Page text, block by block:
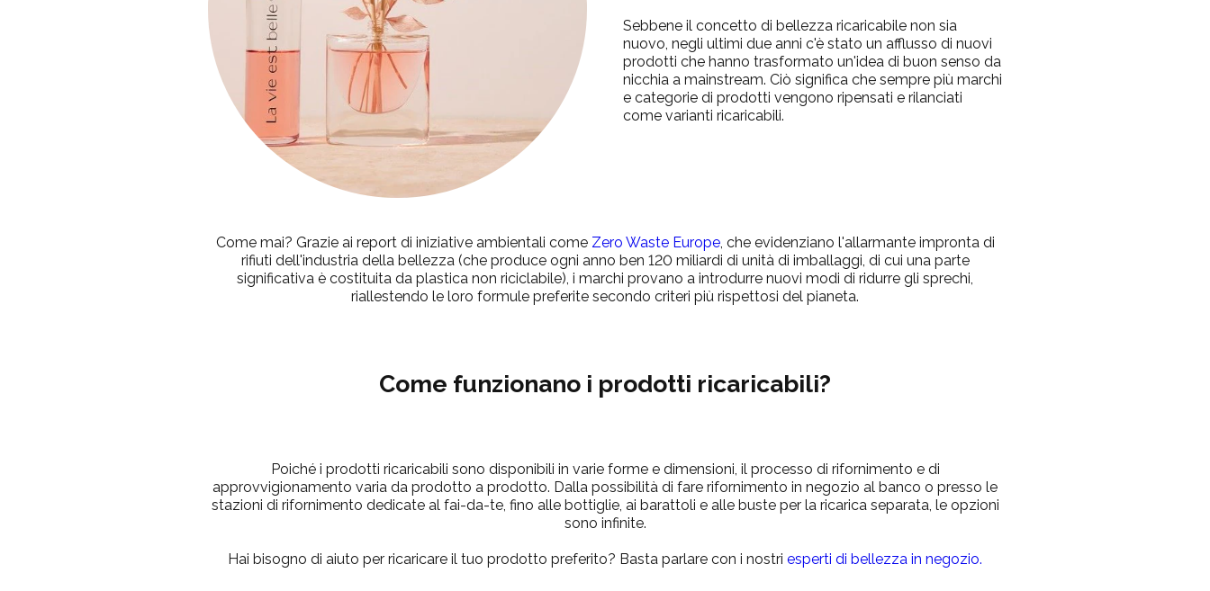
Sebbene il concetto di bellezza ricaricabile non sia
nuovo, negli ultimi due anni c'è stato un afflusso di nuovi
prodotti che hanno trasformato un'idea di buon senso da
nicchia a mainstream. Ciò significa che sempre più marchi
e categorie di prodotti vengono ripensati e rilanciati
come varianti ricaricabili.
Come mai? Grazie ai report di iniziative ambientali come Zero Waste Europe, che evidenziano l'allarmante impronta di
rifiuti dell'industria della bellezza (che produce ogni anno ben 120 miliardi di unità di imballaggi, di cui una parte
significativa è costituita da plastica non riciclabile), i marchi provano a introdurre nuovi modi di ridurre gli sprechi,
riallestendo le loro formule preferite secondo criteri più rispettosi del pianeta.
Come funzionano i prodotti ricaricabili?
Poiché i prodotti ricaricabili sono disponibili in varie forme e dimensioni, il processo di rifornimento e di
approvvigionamento varia da prodotto a prodotto. Dalla possibilità di fare rifornimento in negozio al banco o presso le
stazioni di rifornimento dedicate al fai-da-te, fino alle bottiglie, ai barattoli e alle buste per la ricarica separata, le opzioni
sono infinite.
Hai bisogno di aiuto per ricaricare il tuo prodotto preferito? Basta parlare con i nostri esperti di bellezza in negozio.